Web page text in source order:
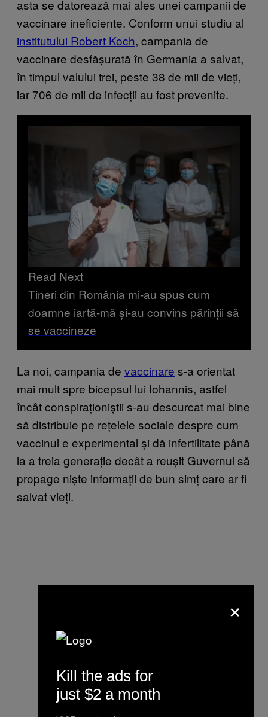
asta se datorează mai ales unei campanii de
vaccinare ineficiente. Conform unui studiu al
institutului Robert Koch, campania de
vaccinare desfășurată în Germania a salvat,
în timpul valului trei, peste 38 de mii de vieți,
iar 706 de mii de infecții au fost prevenite.
Read Next
Tineri din România mi-au spus cum
doamne iartă-mă și-au convins părinții să
se vaccineze
La noi, campania de vaccinare s-a orientat
mai mult spre bicepsul lui Iohannis, astfel
încât conspiraționiștii s-au descurcat mai bine
să distribuie pe rețelele sociale despre cum
vaccinul e experimental și dă infertilitate până
la a treia generație decât a reușit Guvernul să
propage niște informații de bun simț care ar fi
salvat vieți.
×
Kill the ads for
just $2 a month